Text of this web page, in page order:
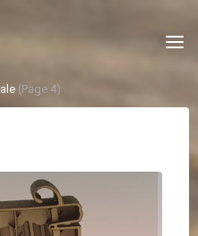
(Page 4)